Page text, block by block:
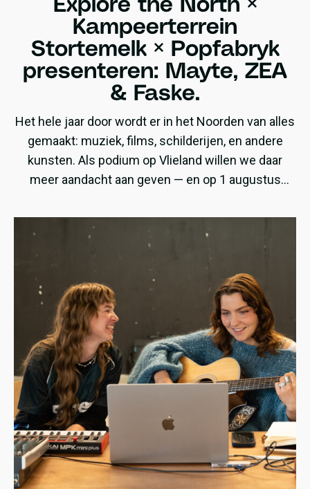
Explore the North ×
Kampeerterrein
Stortemelk × Popfabryk
presenteren: Mayte, ZEA
& Faske.
Het hele jaar door wordt er in het Noorden van alles
gemaakt: muziek, films, schilderijen, en andere
kunsten. Als podium op Vlieland willen we daar
meer aandacht aan geven — en op 1 augustus
noordelijk talent!